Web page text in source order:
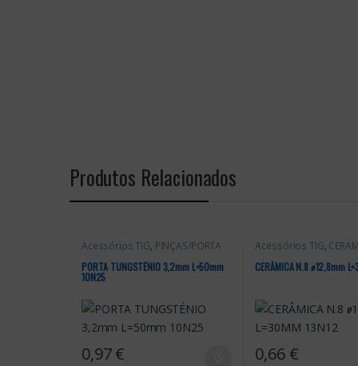
Produtos Relacionados
Acessórios TIG, PINÇAS/PORTA
TUNGSTÉNIOS
PORTA TUNGSTÉNIO 3,2mm L=50mm
10N25
0,97€
Acessórios TIG,
CERÂMICA N.8 ꬾ12,8mm
0,66 €